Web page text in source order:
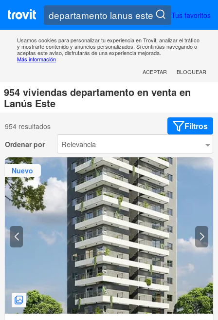
Tus favoritos
Usamos cookies para personalizar tu experiencia en Trovit, analizar el tráfico
y mostrarte contenido y anuncios personalizados. Si continúas navegando o
aceptas este aviso, disfrutarás de una experiencia mejorada.
Más información
ACEPTAR
BLOQUEAR
954 viviendas departamento en venta en
Lanús Este
954 resultados Filtros
Ordenar por
Nuevo